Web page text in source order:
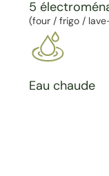
5
(four / frigo /
Eau chaude